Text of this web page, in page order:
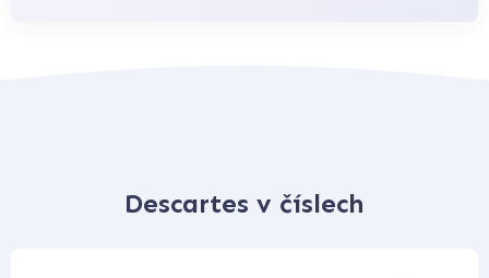
Descartes v číslech